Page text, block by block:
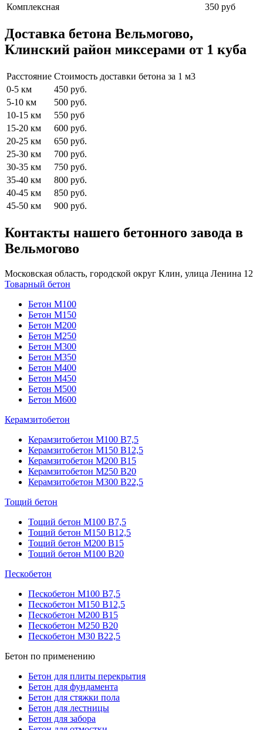
Комплексная
350 руб
Доставка бетона Вельмогово,
Клинский район миксерами от 1 куба
Расстояние Стоимость доставки бетона за 1 м3
0-5 км
450 руб.
5-10 км
500 руб.
10-15 км
550 руб
15-20 км
600 руб.
20-25 км
650 руб.
25-30 км
700 руб.
30-35 км
750 руб.
35-40 км
800 руб.
40-45 км
850 руб.
45-50 км
900 руб.
Контакты нашего бетонного завода в
Вельмогово
Московская область, городской округ Клин, улица Ленина 12
Товарный бетон
Бетон М100
Бетон М150
Бетон М200
Бетон М250
Бетон М300
Бетон М350
Бетон М400
Бетон М450
Бетон М500
Бетон М600
Керамзитобетон
Керамзитобетон М100 В7,5
Керамзитобетон М150 В12,5
Керамзитобетон М200 В15
Керамзитобетон М250 В20
Керамзитобетон М300 В22,5
Тощий бетон
Тощий бетон М100 В7,5
Тощий бетон М150 В12,5
Тощий бетон М200 В15
Тощий бетон М100 В20
Пескобетон
Пескобетон М100 В7,5
Пескобетон М150 В12,5
Пескобетон М200 В15
Пескобетон М250 В20
Пескобетон М30 В22,5
Бетон по применению
Бетон для плиты перекрытия
Бетон для фундамента
Бетон для стяжки пола
Бетон для лестницы
Бетон для забора